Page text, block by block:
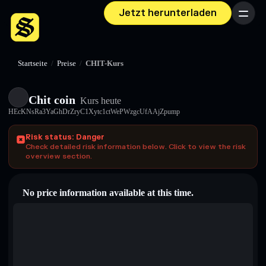
Jetzt herunterladen Menü
Startseite / Preise / CHIT-Kurs
Chit coin Kurs heute
HEcKNsRa3YaGhDrZryC1Xytc1ctWePWzgcUfAAjZpump
Risk status: Danger
Check detailed risk information below. Click to view the risk
overview section.
No price information available at this time.